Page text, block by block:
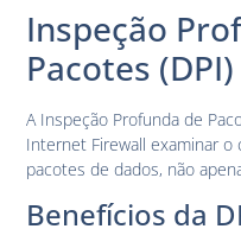
Inspeção
Pacotes (DPI)
A Inspeção Profunda de
Internet Firewall examinar
pacotes de dados, não
Benefícios da